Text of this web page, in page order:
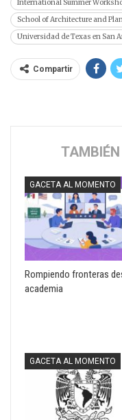
International Summer
School of Architecture and
Universidad de Texas en San
Compartir
GACETA AL MOMENTO
Rompiendo fronteras
academia
GACETA AL MOMENTO